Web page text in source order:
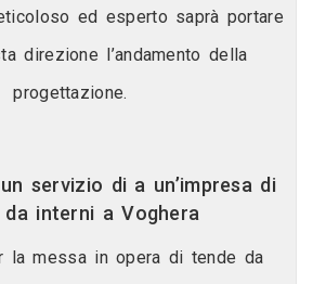
ed esperto saprà portare
direzione l’andamento della
progettazione.
servizio di a un’impresa di
da interni a Voghera
la messa in opera di tende da